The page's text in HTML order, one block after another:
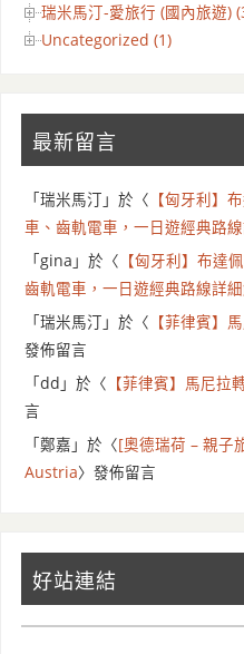
瑞米馬汀-愛旅行 (國內旅遊)
Uncategorized (1)
最新留言
「 瑞米馬汀 」於〈 【匈牙利】
車、齒軌電車，一日遊經典路
「 gina 」於〈 【匈牙利】布達
齒軌電車，一日遊經典路線詳
「 瑞米馬汀 」於〈 【菲律賓】
發佈留言
「 dd 」於〈 【菲律賓】馬尼
言
「 鄭嘉 」於〈[奧德瑞荷 – 親子
Austria〉發佈留言
好站連結